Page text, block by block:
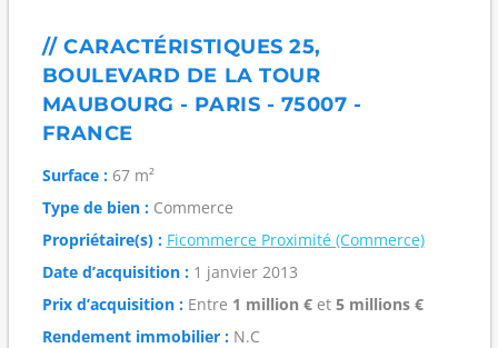
// CARACTÉRISTIQUES 25,
BOULEVARD DE LA TOUR
MAUBOURG - PARIS - 75007 -
FRANCE
Surface :67 m²
Type de bien :Commerce
Propriétaire(s) : Ficommerce Proximité (Commerce)
Date d’acquisition :1 janvier 2013
Prix d’acquisition :Entre 1 million €et 5 millions €
Rendement immobilier :N.C